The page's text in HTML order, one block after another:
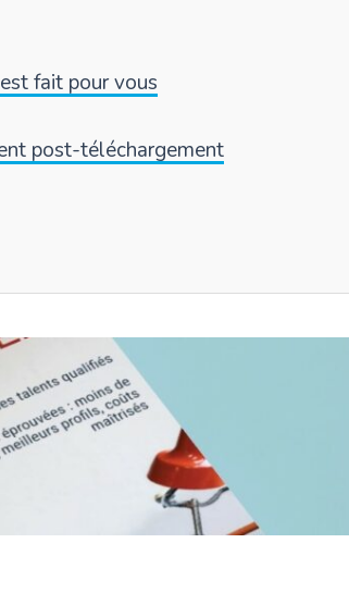
fait pour vous
post-téléchargement